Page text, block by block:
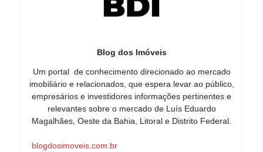
Blog dos Imóveis
Um portal de conhecimento direcionado ao mercado
imobiliário e relacionados, que espera levar ao público,
empresários e investidores informações pertinentes e
relevantes sobre o mercado de Luís Eduardo
Magalhães, Oeste da Bahia, Litoral e Distrito Federal.
blogdosimoveis.com.br